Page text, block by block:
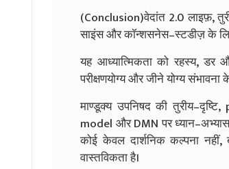
(Conclusion)वेदांत 2.0 लाइफ़,
साइंस और कॉन्शसनेस–स्टडीज़ के
यह आध्यात्मिकता को रहस्य, डर
परीक्षणयोग्य और जीने योग्य
माण्डूक्य उपनिषद की
model और DMN पर
कोई केवल दार्शनिक कल्पना नहीं,
वास्तविकता है।